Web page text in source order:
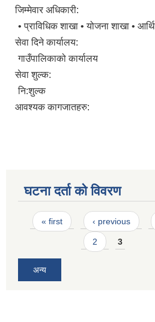
जिम्मेवार अधिकारी:
• प्राविधिक शाखा • योजना शाखा •
सेवा दिने कार्यालय:
गाउँपालिकाको कार्यालय
सेवा शुल्क:
नि:शुल्क
आवश्यक कागजातहरु:
घटना दर्ता को विवरण
Pages
« first ‹ previous
2 3
अन्य